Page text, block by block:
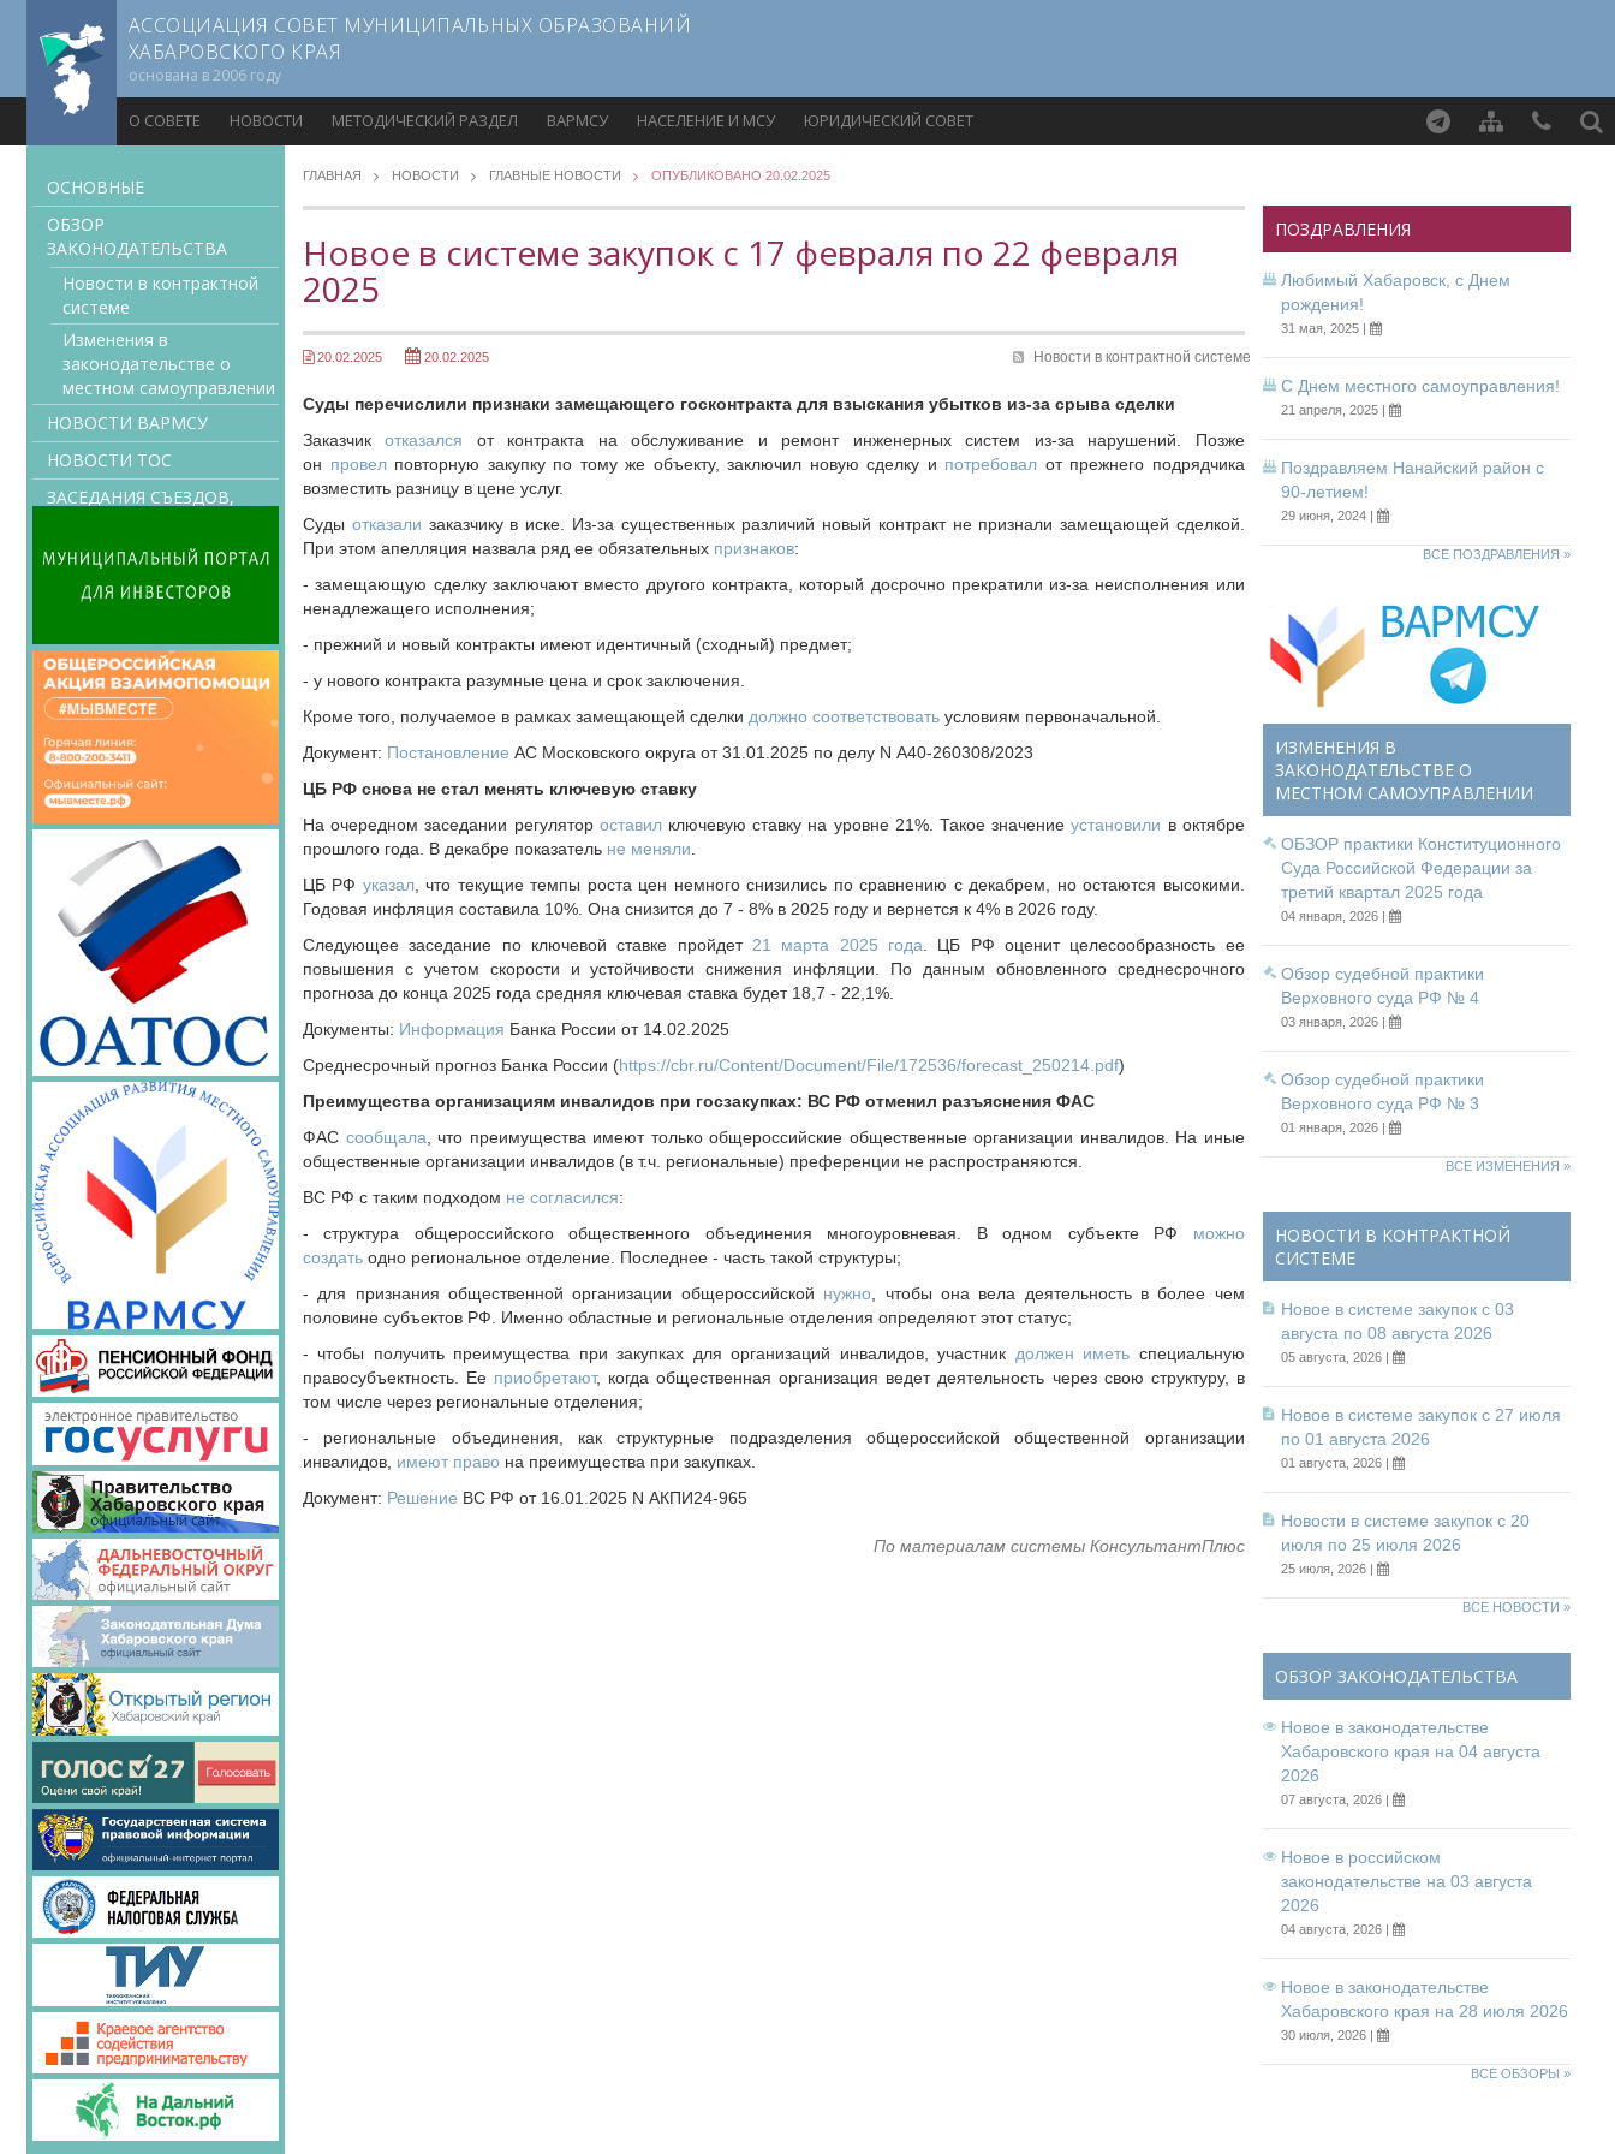
АССОЦИАЦИЯ СОВЕТ МУНИЦИПАЛЬНЫХ ОБРАЗОВАНИЙ
ХАБАРОВСКОГО КРАЯ
основана в 2006 году
О СОВЕТЕ НОВОСТИ МЕТОДИЧЕСКИЙ РАЗДЕЛ ВАРМСУ НАСЕЛЕНИЕ И МСУ ЮРИДИЧЕСКИЙ СОВЕТ
ОСНОВНЫЕ
ОБЗОР
ЗАКОНОДАТЕЛЬСТВА
Новости в контрактной
системе
Изменения в
законодательстве о
местном самоуправлении
НОВОСТИ ВАРМСУ
НОВОСТИ ТОС
ЗАСЕДАНИЯ СЪЕЗДОВ,
НОВОСТИ
ЮРИДИЧЕСКОГО СОВЕТА
ГЛАВНАЯ НОВОСТИ ГЛАВНЫЕ НОВОСТИ ОПУБЛИКОВАНО 20.02.2025
Новое в системе закупок с 17 февраля по 22 февраля
2025
20.02.2025 20.02.2025 Новости в контрактной системе
Суды перечислили признаки замещающего госконтракта для взыскания убытков из-за срыва сделки
Заказчикотказался от контракта на обслуживание и ремонт инженерных систем из-за нарушений. Позже
он провелповторную закупку по тому же объекту, заключил новую сделку и потребовал от прежнего подрядчика
возместить разницу в цене услуг.
Суды отказали заказчику в иске. Из-за существенных различий новый контракт не признали замещающей сделкой.
При этом апелляция назвала ряд ее обязательных признаков:
- замещающую сделку заключают вместо другого контракта, который досрочно прекратили из-за неисполнения или
ненадлежащего исполнения;
- прежний и новый контракты имеют идентичный (сходный) предмет;
- у нового контракта разумные цена и срок заключения.
Кроме того, получаемое в рамках замещающей сделки должно соответствовать условиям первоначальной.
Документ: Постановление АС Московского округа от 31.01.2025 по делу N А40-260308/2023
ЦБ РФ снова не стал менять ключевую ставку
На очередном заседании регулятор оставилключевую ставку на уровне 21%. Такое значениеустановили в октябре
прошлого года. В декабре показатель не меняли
ЦБ РФ указал, что текущие темпы роста цен немного снизились по сравнению с декабрем, но остаются высокими.
Годовая инфляция составила 10%. Она снизится до 7 - 8% в 2025 году и вернется к 4% в 2026 году.
Следующее заседание по ключевой ставке пройдет 21 марта 2025 года . ЦБ РФ оценит целесообразность ее
повышения с учетом скорости и устойчивости снижения инфляции. По данным обновленного среднесрочного
прогноза до конца 2025 года средняя ключевая ставка будет 18,7 - 22,1%.
Документы: Информация Банка России от 14.02.2025
Среднесрочный прогноз Банка России (https://cbr.ru/Content/Document/File/172536/forecast_250214.pdf)
Преимущества организациям инвалидов при госзакупках: ВС РФ отменил разъяснения ФАС
ФАС сообщала , что преимущества имеют только общероссийские общественные организации инвалидов. На иные
общественные организации инвалидов (в т.ч. региональные) преференции не распространяются.
ВС РФ с таким подходом не согласился:
- структура общероссийского общественного объединения многоуровневая. В одном субъекте РФ можно
создать одно региональное отделение. Последнее - часть такой структуры;
- для признания общественной организации общероссийской нужно , чтобы она вела деятельность в более чем
половине субъектов РФ. Именно областные и региональные отделения определяют этот статус;
- чтобы получить преимущества при закупках для организаций инвалидов, участник должен иметь специальную
правосубъектность. Ее приобретают, когда общественная организация ведет деятельность через свою структуру, в
том числе через региональные отделения;
- региональные объединения, как структурные подразделения общероссийской общественной организации
инвалидов, имеют право на преимущества при закупках.
Документ: Решение ВС РФ от 16.01.2025 N АКПИ24-965
По материалам системы КонсультантПлюс
ПОЗДРАВЛЕНИЯ
Любимый Хабаровск, с Днем
рождения!
31 мая, 2025 |
С Днем местного самоуправления!
21 апреля, 2025 |
Поздравляем Нанайский район с
90-летием!
29 июня, 2024 |
ВСЕ ПОЗДРАВЛЕНИЯ »
ИЗМЕНЕНИЯ В
ЗАКОНОДАТЕЛЬСТВЕ О
МЕСТНОМ САМОУПРАВЛЕНИИ
ОБЗОР практики Конституционного
Суда Российской Федерации за
третий квартал 2025 года
04 января, 2026 |
Обзор судебной практики
Верховного суда РФ № 4
03 января, 2026 |
Обзор судебной практики
Верховного суда РФ № 3
01 января, 2026 |
ВСЕ ИЗМЕНЕНИЯ »
НОВОСТИ В КОНТРАКТНОЙ
СИСТЕМЕ
Новое в системе закупок с 03
августа по 08 августа 2026
05 августа, 2026 |
Новое в системе закупок с 27 июля
по 01 августа 2026
01 августа, 2026 |
Новости в системе закупок с 20
июля по 25 июля 2026
25 июля, 2026 |
ВСЕ НОВОСТИ »
ОБЗОР ЗАКОНОДАТЕЛЬСТВА
Новое в законодательстве
Хабаровского края на 04 августа
2026
07 августа, 2026 |
Новое в российском
законодательстве на 03 августа
2026
04 августа, 2026 |
Новое в законодательстве
Хабаровского края на 28 июля 2026
30 июля, 2026 |
ВСЕ ОБЗОРЫ »